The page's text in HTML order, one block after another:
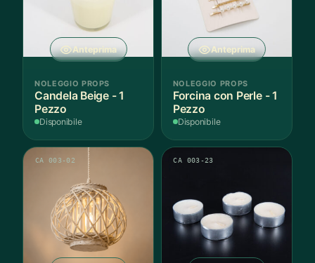
Anteprima
NOLEGGIO PROPS
Candela Beige - 1
Pezzo
Disponibile
Anteprima
NOLEGGIO PROPS
Forcina con Perle - 1
Pezzo
Disponibile
CA 003-02 CA 003-23